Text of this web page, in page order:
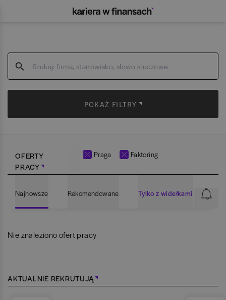
POKAŻ FILTRY
OFERTY
PRACY
Praga Faktoring
Najnowsze Rekomendowane Tylko z widełkami
Nie znaleziono ofert pracy
AKTUALNIE REKRUTUJĄ